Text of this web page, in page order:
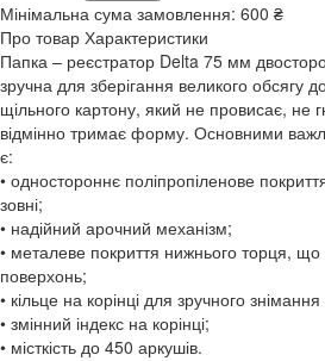
Мінімальна сума замовлення: 600 ₴
Про товар Характеристики
Папка – реєстратор Delta 75 мм
зручна для зберігання великого обсягу
щільного картону, який не провисає, не
відмінно тримає форму. Основними
є:
• одностороннє поліпропіленове
зовні;
• надійний арочний механізм;
• металеве покриття нижнього торця,
поверхонь;
• кільце на корінці для зручного
• змінний індекс на корінці;
• місткість до 450 аркушів.